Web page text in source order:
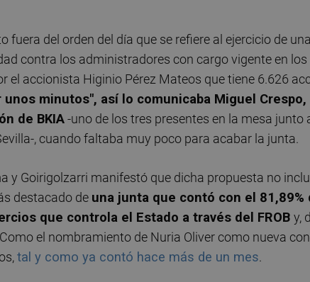
fuera del orden del día que se refiere al ejercicio de una
contra los administradores con cargo vigente en los
el accionista Higinio Pérez Mateos que tiene 6.626
minutos", así lo comunicaba Miguel Crespo,
de BKIA-uno de los tres presentes en la mesa junto
, cuando faltaba muy poco para acabar la junta.
y Goirigolzarri manifestó que dicha propuesta no
destacado de una junta que contó con el 81,89%
que controla el Estado a través del FROB y,
el nombramiento de Nuria Oliver como nueva
tal y como ya contó hace más de un mes.